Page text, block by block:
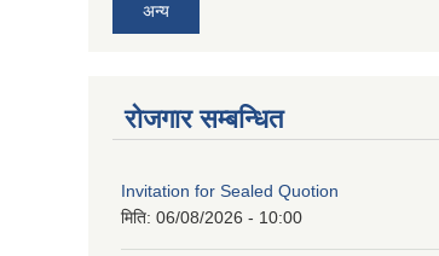
अन्य
रोजगार सम्बन्धित
Invitation for Sealed Quotion
मिति: 06/08/2026 - 10:00